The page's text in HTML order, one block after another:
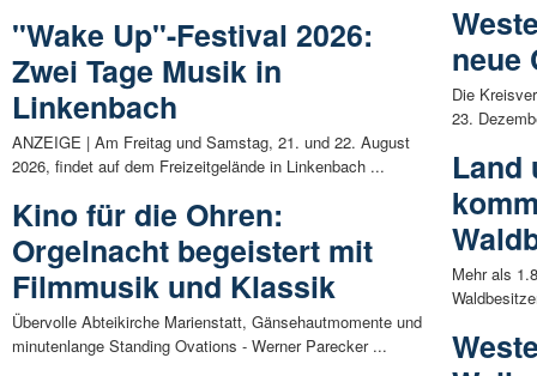
"Wake Up"-Festival 2026:
Zwei Tage Musik in
Linkenbach
ANZEIGE | Am Freitag und Samstag, 21. und 22. August
2026, findet auf dem Freizeitgelände in Linkenbach ...
Kino für die Ohren:
Orgelnacht begeistert mit
Filmmusik und Klassik
Übervolle Abteikirche Marienstatt, Gänsehautmomente und
minutenlange Standing Ovations - Werner Parecker ...
neue
Die
23.
Land
Mehr als